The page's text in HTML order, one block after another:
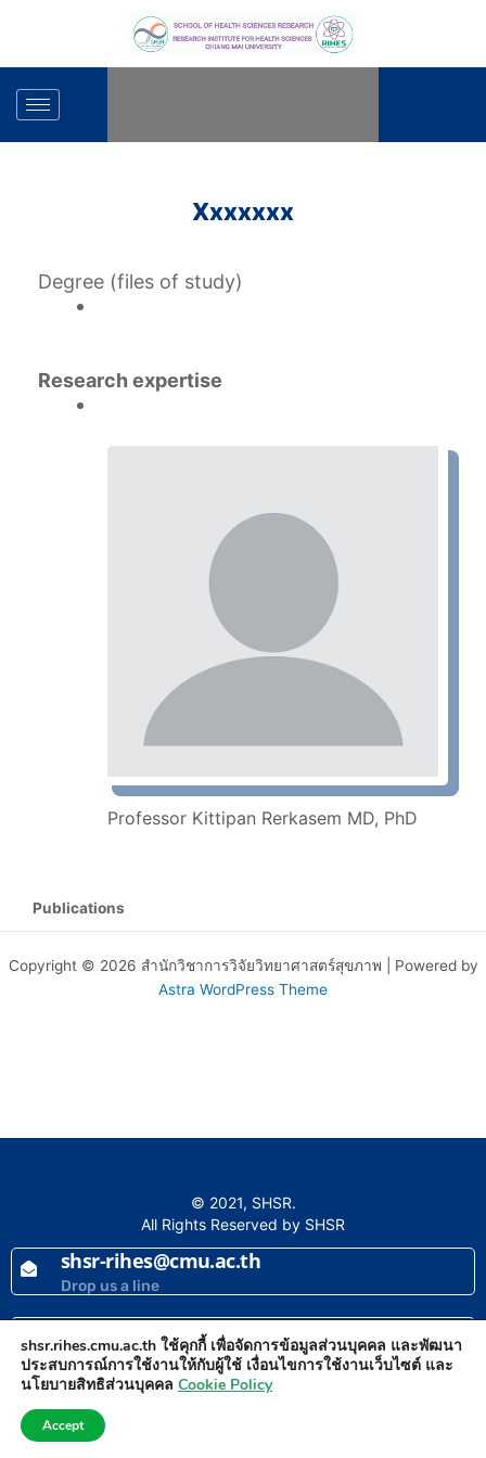
Xxxxxxx
Degree (files of study)
Research expertise
Professor Kittipan Rerkasem MD, PhD
Publications
Copyright © 2026 สำนักวิชาการวิจัยวิทยาศาสตร์สุขภาพ | Powered by
Astra WordPress Theme
© 2021, SHSR.
All Rights Reserved by SHSR
shsr-rihes@cmu.ac.th
Drop us a line
+66 5393 6148
Make a call
shsr.rihes.cmu.ac.th ใช้คุกกี้ เพื่อจัดการข้อมูลส่วนบุคคล และพัฒนา
ประสบการณ์การใช้งานให้กับผู้ใช้ เงื่อนไขการใช้งานเว็บไซต์ และ
นโยบายสิทธิส่วนบุคคล Cookie Policy
Accept